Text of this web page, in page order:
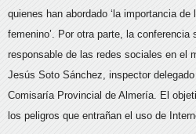
quienes han abordado ‘la importancia
femenino’. Por otra parte, la conferencia
responsable de las redes sociales en el
Jesús Soto Sánchez, inspector
Comisaría Provincial de Almería. El
los peligros que entrañan el uso de